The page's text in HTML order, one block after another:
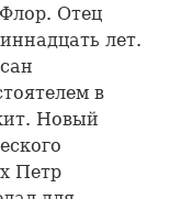
Отец
лет.
в
Новый
Петр